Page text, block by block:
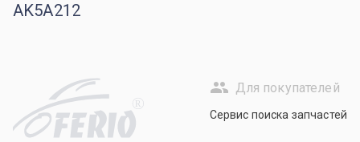
AK5A212
R
Для покупателей
Сервис поиска запчастей